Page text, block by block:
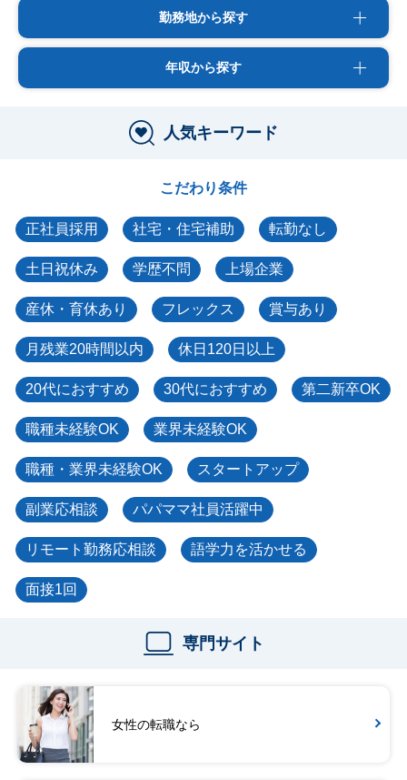
勤務地から探す
年収から探す
人気キーワード
こだわり条件
正社員採用 社宅・住宅補助 転勤なし
土日祝休み 学歴不問 上場企業
産休・育休あり フレックス 賞与あり
月残業20時間以内 休日120日以上
20代におすすめ 30代におすすめ 第二新卒OK
職種未経験OK 業界未経験OK
職種・業界未経験OK スタートアップ
副業応相談 パパママ社員活躍中
リモート勤務応相談 語学力を活かせる
面接1回
専門サイト
女性の転職なら